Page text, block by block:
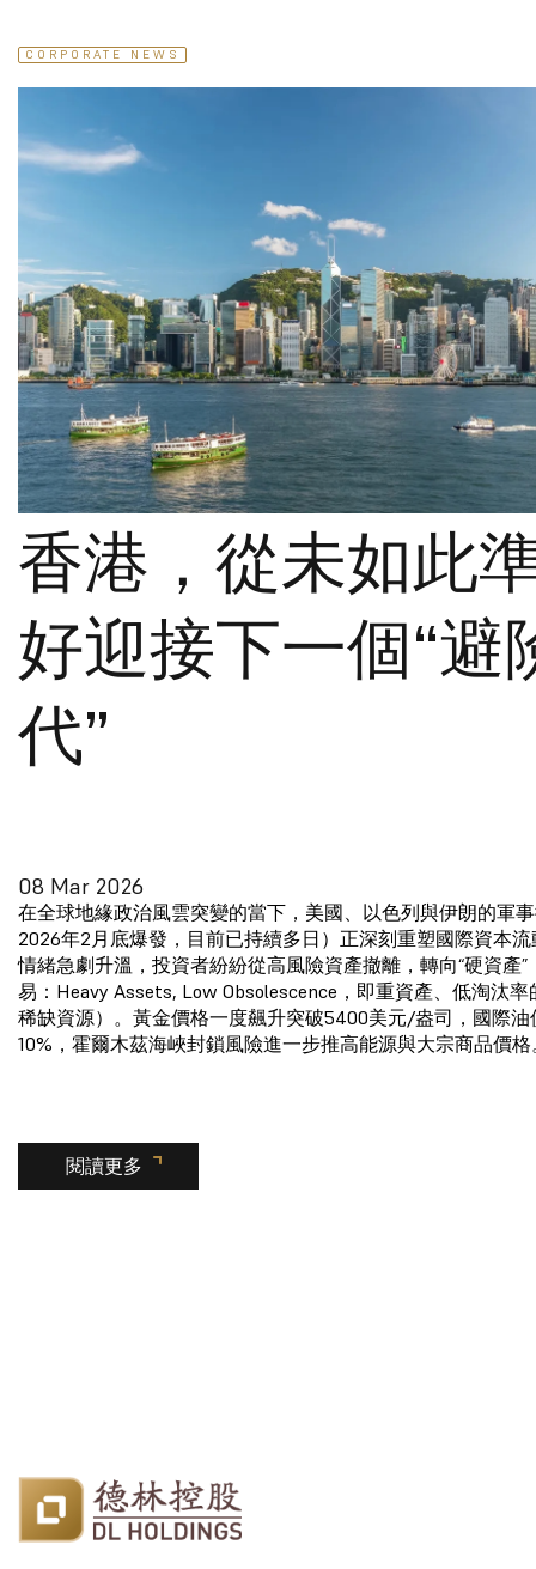
CORPORATE NEWS
香港，從未如此
好迎接下一個“避
代”
08 Mar 2026
在全球地緣政治風雲突變的當下，美國、以色列與伊朗的軍
2026年2月底爆發，目前已持續多日）正深刻重塑國際資本
情緒急劇升溫，投資者紛紛從高風險資產撤離，轉向“硬資產”
易：Heavy Assets, Low Obsolescence，即重資產、低淘汰
稀缺資源）。黃金價格一度飆升突破5400美元/盎司，國際油
10%，霍爾木茲海峽封鎖風險進一步推高能源與大宗商品價格
閱讀更多